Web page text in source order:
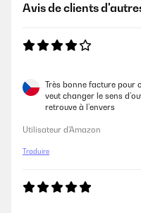
Avis de clients
Très bonne facture pour
veut changer le sens
retrouve à l’envers
Utilisateur d'Amazon
Traduire